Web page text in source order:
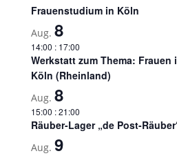
Frauenstudium in Köln
Aug. 8
14:00 : 17:00
Werkstatt zum Thema: Frauen
Köln (Rheinland)
Aug. 8
15:00 :21:00
Räuber-Lager „de Post-
Aug. 9